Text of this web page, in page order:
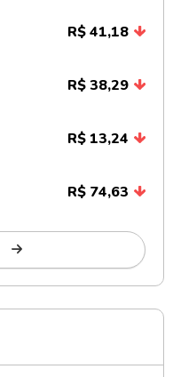
R$ 41,18
R$ 38,29
R$ 13,24
R$ 74,63